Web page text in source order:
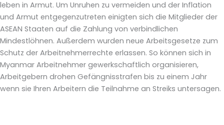
leben in Armut. Um Unruhen zu vermeiden und der Inflation
und Armut entgegenzutreten einigten sich die Mitglieder der
ASEAN Staaten auf die Zahlung von verbindlichen
Mindestlöhnen. Außerdem wurden neue Arbeitsgesetze zum
Schutz der Arbeitnehmerrechte erlassen. So können sich in
Myanmar Arbeitnehmer gewerkschaftlich organisieren,
Arbeitgebern drohen Gefängnisstrafen bis zu einem Jahr
wenn sie Ihren Arbeitern die Teilnahme an Streiks untersagen.